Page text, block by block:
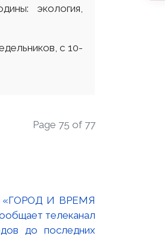
экология,
с 10-
Page 75 of 77